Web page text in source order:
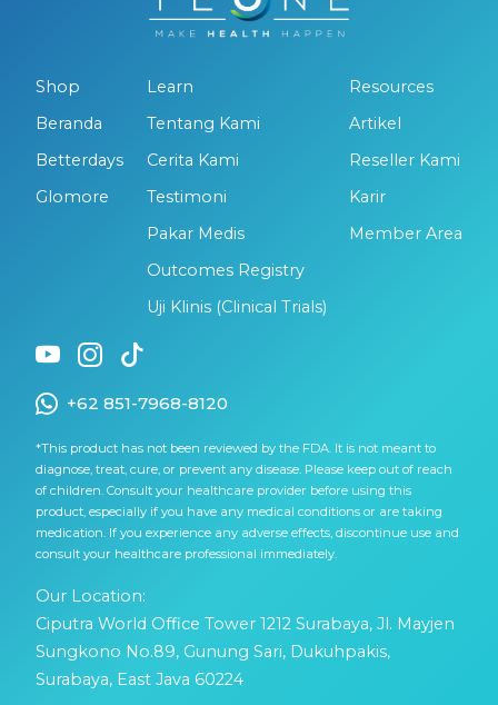
Shop
Beranda
Betterdays
Glomore
Learn
Tentang Kami
Cerita Kami
Testimoni
Pakar Medis
Outcomes Registry
Uji Klinis (Clinical Trials)
Resources
Artikel
Reseller Kami
Karir
Member Area
+62 851-7968-8120
*This product has not been reviewed by the FDA. It is not meant to
diagnose, treat, cure, or prevent any disease. Please keep out of reach
of children. Consult your healthcare provider before using this
product, especially if you have any medical conditions or are taking
medication. If you experience any adverse effects, discontinue use and
consult your healthcare professional immediately.
Our Location:
Ciputra World Office Tower 1212 Surabaya, Jl. Mayjen
Sungkono No.89, Gunung Sari, Dukuhpakis,
Surabaya, East Java 60224